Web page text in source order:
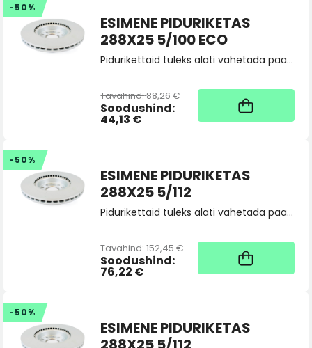
-50%
ESIMENE PIDURIKETAS
288X25 5/100 ECO
Pidurikettaid tuleks alati vahetada paarina, tellides 2 tk. Vajadusel saatke toote sobivuspäring pood@skoda.ee
Tavahind:88,26 €
Soodushind:
44,13 €
Kaup tootja laos, tarne
üldjuhul 4 tööpäeva
-50%
ESIMENE PIDURIKETAS
288X25 5/112
Pidurikettaid tuleks alati vahetada paarina, tellides 2 tk. Vajadusel saatke toote sobivuspäring pood@skoda.ee
Tavahind:152,45 €
Soodushind:
76,22 €
Kaup tootja laos, tarne
üldjuhul 4 tööpäeva
-50%
ESIMENE PIDURIKETAS